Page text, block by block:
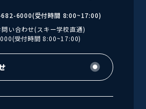
6000(受付時間 8:00~17:00)
い合わせ(スキー学校直通)
受付時間 8:00~17:00)